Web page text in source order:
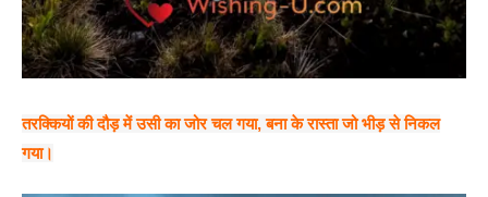
तरक्कियों की दौड़ में उसी का जोर चल गया, बना के रास्ता जो भीड़ से निकल
गया।